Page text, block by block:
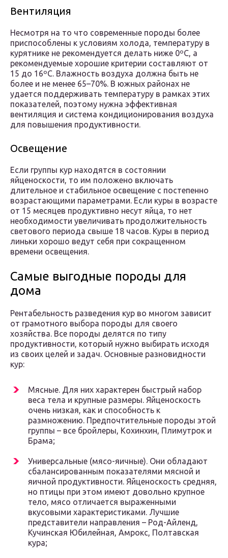
Вентиляция
Несмотря на то что современные породы более
приспособлены к условиям холода, температуру в
курятнике не рекомендуется делать ниже 0ºС, а
рекомендуемые хорошие критерии составляют от
15 до 16ºС. Влажность воздуха должна быть не
более и не менее 65–70%. В южных районах не
удается поддерживать температуру в рамках этих
показателей, поэтому нужна эффективная
вентиляция и система кондиционирования воздуха
для повышения продуктивности.
Освещение
Если группы кур находятся в состоянии
яйценоскости, то им положено включать
длительное и стабильное освещение с постепенно
возрастающими параметрами. Если куры в возрасте
от 15 месяцев продуктивно несут яйца, то нет
необходимости увеличивать продолжительность
светового периода свыше 18 часов. Куры в период
линьки хорошо ведут себя при сокращенном
времени освещения.
Самые выгодные породы для
дома
Рентабельность разведения кур во многом зависит
от грамотного выбора породы для своего
хозяйства. Все породы делятся по типу
продуктивности, который нужно выбирать исходя
из своих целей и задач. Основные разновидности
кур:
Мясные. Для них характерен быстрый набор
веса тела и крупные размеры. Яйценоскость
очень низкая, как и способность к
размножению. Предпочтительные породы этой
группы – все бройлеры, Кохинхин, Плимутрок и
Брама;
Универсальные (мясо-яичные). Они обладают
сбалансированным показателями мясной и
яичной продуктивности. Яйценоскость средняя,
но птицы при этом имеют довольно крупное
тело, мясо отличается выраженными
вкусовыми характеристиками. Лучшие
представители направления – Род-Айленд,
Кучинская Юбилейная, Амрокс, Полтавская
кура;